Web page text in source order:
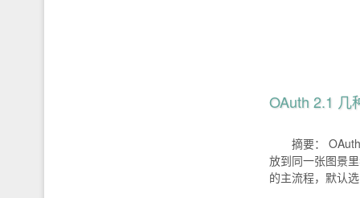
OAuth 2.1 几
摘要：
放到同一张图景
的主流程，默认